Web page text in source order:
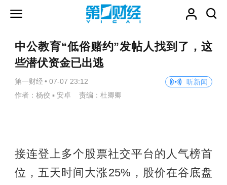
中公教育“低俗赌约”发帖人找到了，这
些潜伏资金已出逃
第一财经 • 07-07 23:12
听新闻
作者：杨佼 ▪ 安卓 责编：杜卿卿
接连登上多个股票社交平台的人气榜首
位，五天时间大涨25%，股价在谷底盘